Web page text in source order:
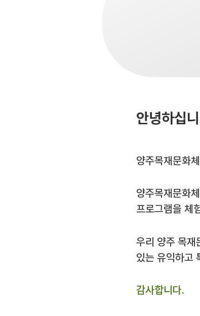
안녕하십
양주목재문화
양주목재문화
프로그램을 체
우리 양주 목재
있는 유익하고
감사합니다.